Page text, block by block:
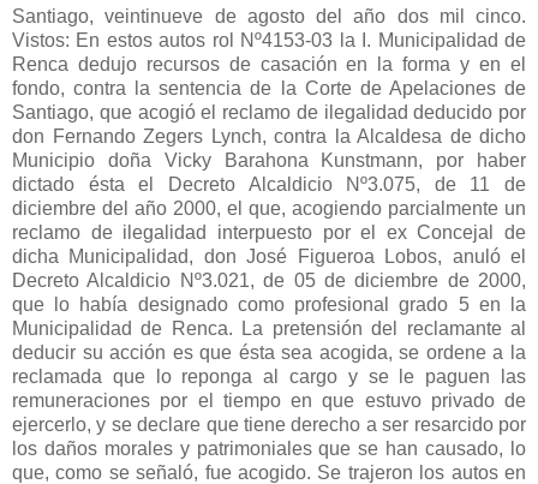
Santiago, veintinueve de agosto del año dos mil cinco.
Vistos: En estos autos rol Nº4153-03 la I. Municipalidad de
Renca dedujo recursos de casación en la forma y en el
fondo, contra la sentencia de la Corte de Apelaciones de
Santiago, que acogió el reclamo de ilegalidad deducido por
don Fernando Zegers Lynch, contra la Alcaldesa de dicho
Municipio doña Vicky Barahona Kunstmann, por haber
dictado ésta el Decreto Alcaldicio Nº3.075, de 11 de
diciembre del año 2000, el que, acogiendo parcialmente un
reclamo de ilegalidad interpuesto por el ex Concejal de
dicha Municipalidad, don José Figueroa Lobos, anuló el
Decreto Alcaldicio Nº3.021, de 05 de diciembre de 2000,
que lo había designado como profesional grado 5 en la
Municipalidad de Renca. La pretensión del reclamante al
deducir su acción es que ésta sea acogida, se ordene a la
reclamada que lo reponga al cargo y se le paguen las
remuneraciones por el tiempo en que estuvo privado de
ejercerlo, y se declare que tiene derecho a ser resarcido por
los daños morales y patrimoniales que se han causado, lo
que, como se señaló, fue acogido. Se trajeron los autos en